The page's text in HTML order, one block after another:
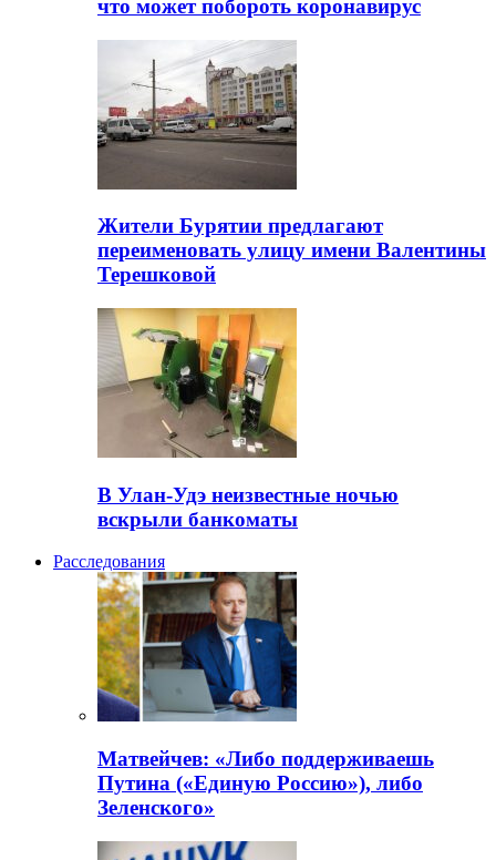
что может побороть коронавирус
Жители Бурятии предлагают
переименовать улицу имени Валентины
Терешковой
В Улан-Удэ неизвестные ночью
вскрыли банкоматы
Расследования
Матвейчев: «Либо поддерживаешь
Путина («Единую Россию»), либо
Зеленского»